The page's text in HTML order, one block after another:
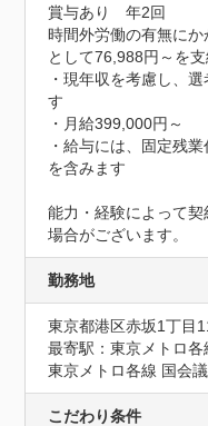
賞与あり　年2回
時間外労働の有無に
として76,988円～を支
・現年収を考慮し、
す
・月給399,000円～
・給与には、固定残
を含みます
能力・経験によって契
場合がございます。
勤務地
東京都港区赤坂1丁目
最寄駅：東京メトロ
東京メトロ各線 国会
こだわり条件